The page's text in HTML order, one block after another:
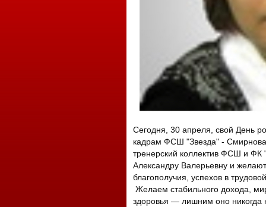
Сегодня, 30 апреля, свой День
кадрам ФСШ "Звезда" - Смирнова
тренерский коллектив ФСШ и ФК
Александру Валерьевну и
благополучия, успехов в
Желаем стабильного дохода,
здоровья — лишним оно никогда